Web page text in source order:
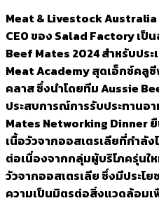
Meat & Livestock
CEO ของ Salad Factory เป็
Beef Mates 2024 สำหรับปร
Meat Academy สุดเอ็กซ์คลู
คลาส ซึ่งนำโดยทีม Aussie
ประสบการณ์การรับประทานอ
Mates Networking Dinner
เนื้อวัวจากออสเตรเลียที่กำลั
ต่อเนื่องจากกลุ่มผู้บริโภครุ่น
วัวจากออสเตรเลีย ซึ่งมีประโ
ความเป็นมิตรต่อสิ่งแวดล้อม